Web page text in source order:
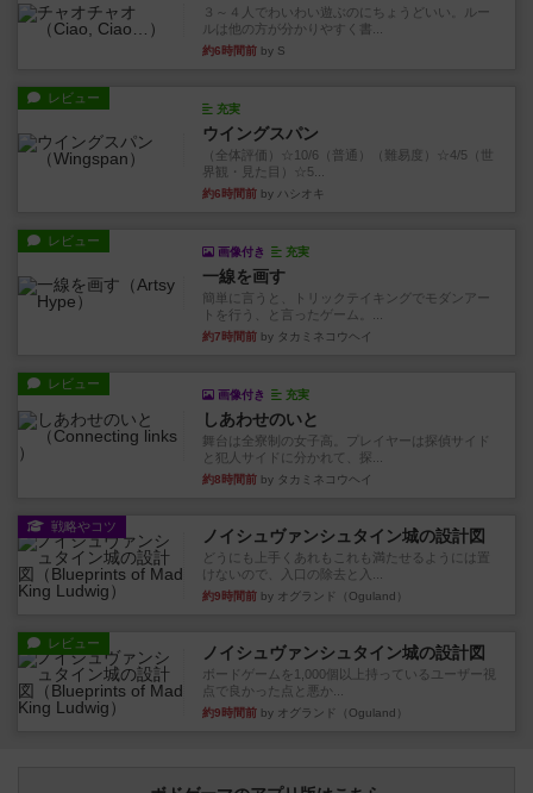
３～４人でわいわい遊ぶのにちょうどいい。ルー
ルは他の方が分かりやすく書...
約6時間前 by S
レビュー
充実
ウイングスパン
（全体評価）☆10/6（普通）（難易度）☆4/5（世
界観・見た目）☆5...
約6時間前 by ハシオキ
レビュー
画像付き 充実
一線を画す
簡単に言うと、トリックテイキングでモダンアー
トを行う、と言ったゲーム。...
約7時間前 by タカミネコウヘイ
レビュー
画像付き 充実
しあわせのいと
舞台は全寮制の女子高。プレイヤーは探偵サイド
と犯人サイドに分かれて、探...
約8時間前 by タカミネコウヘイ
戦略やコツ ノイシュヴァンシュタイン城の設計図
どうにも上手くあれもこれも満たせるようには置
けないので、入口の除去と入...
約9時間前 by オグランド（Oguland）
レビュー ノイシュヴァンシュタイン城の設計図
ボードゲームを1,000個以上持っているユーザー視
点で良かった点と悪か...
約9時間前 by オグランド（Oguland）